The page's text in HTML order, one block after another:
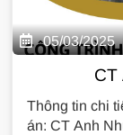
05/03/2025
CT
Thông tin chi
án: CT Anh